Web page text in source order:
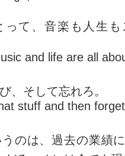
って、音楽も人生
and life are all
、そして忘れろ。
stuff and then
のは、過去の業績